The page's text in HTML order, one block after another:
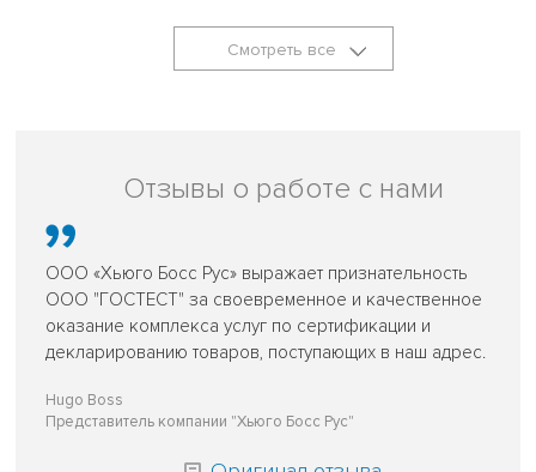
Смотреть все
Отзывы о работе с нами
ООО «Хьюго Босс Рус» выражает признательность
ООО "ГОСТЕСТ" за своевременное и качественное
оказание комплекса услуг по сертификации и
декларированию товаров, поступающих в наш адрес.
Hugo Boss
Представитель компании "Хьюго Босс Рус"